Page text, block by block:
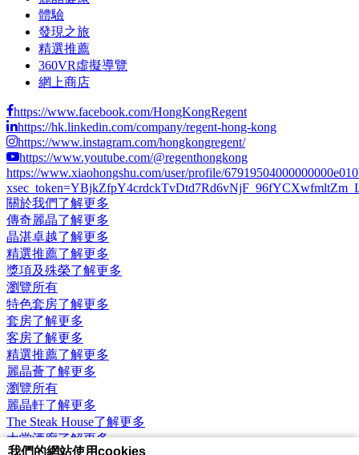
我們的網站使用cookies
體驗
發現之旅
精選推薦
360VR虛擬導覽
網上商店
https://www.facebook.com/HongKongRegent
https://hk.linkedin.com/company/regent-hong-kong
https://www.instagram.com/hongkongregent/
https://www.youtube.com/@regenthongkong
https://www.xiaohongshu.com/user/profile/
關於我們了解更多
傳奇麗晶了解更多
晶湛卓越了解更多
精選推薦了解更多
獎項及殊榮了解更多
瀏覽所有
特色套房了解更多
套房了解更多
客房了解更多
精選推薦了解更多
麗晶薈了解更多
瀏覽所有
麗晶軒了解更多
The Steak House了解更多
大堂酒廊了解更多